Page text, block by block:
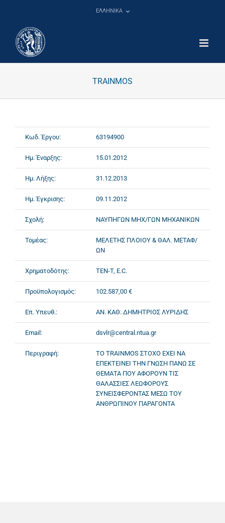
ΕΛΛΗΝΙΚΑ
TRAINMOS
Κωδ. Έργου: 63194900
Ημ. Έναρξης: 15.01.2012
Ημ. Λήξης: 31.12.2013
Ημ. Έγκρισης: 09.11.2012
Σχολή: ΝΑΥΠΗΓΩΝ ΜΗΧ/ΓΩΝ ΜΗΧΑΝΙΚΩΝ
Τομέας:
ΜΕΛΕΤΗΣ ΠΛΟΙΟΥ & ΘΑΛ. ΜΕΤΑΦ/
ΩΝ
Χρηματοδότης: TEN-T, E.C.
Προϋπολογισμός: 102.587,00 €
Επ. Υπευθ.: ΑΝ. ΚΑΘ. ΔΗΜΗΤΡΙΟΣ ΛΥΡΙΔΗΣ
Email: dsvlr@central.ntua.gr
Περιγραφή:
TO TRAINMOS ΣΤΟΧΟ ΕΧΕΙ ΝΑ
ΕΠΕΚΤΕΙΝΕΙ ΤΗΝ ΓΝΩΣΗ ΠΑΝΩ ΣΕ
ΘΕΜΑΤΑ ΠΟΥ ΑΦΟΡΟΥΝ ΤΙΣ
ΘΑΛΑΣΣΙΕΣ ΛΕΩΦΟΡΟΥΣ
ΣΥΝΕΙΣΦΕΡΟΝΤΑΣ ΜΕΣΩ ΤΟΥ
ΑΝΘΡΩΠΙΝΟΥ ΠΑΡΑΓΟΝΤΑ